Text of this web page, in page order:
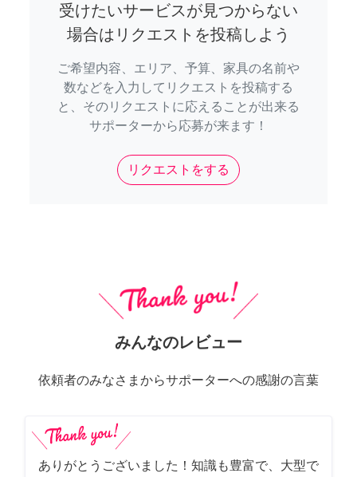
受けたいサービスが見つからない
場合はリクエストを投稿しよう
ご希望内容、エリア、予算、家具の名前や
数などを入力してリクエストを投稿する
と、そのリクエストに応えることが出来る
サポーターから応募が来ます！
リクエストをする
みんなのレビュー
依頼者のみなさまからサポーターへの感謝の言葉
ありがとうございました！知識も豊富で、大型で